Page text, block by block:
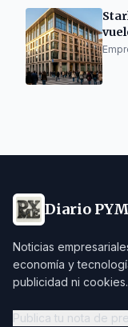
Diario
Noticias
economía y
publicidad ni cookies.
Publica tu nota de